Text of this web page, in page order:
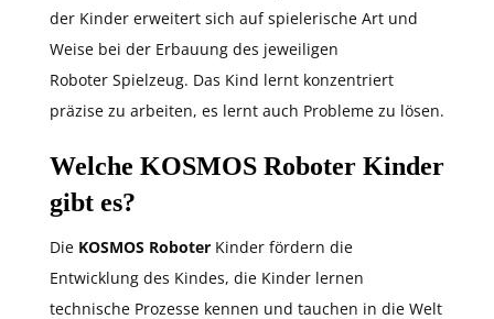
der Kinder erweitert sich auf spielerische Art und
Weise bei der Erbauung des jeweiligen
Roboter Spielzeug. Das Kind lernt konzentriert
präzise zu arbeiten, es lernt auch Probleme zu lösen.
Welche KOSMOS Roboter Kinder
gibt es?
Die KOSMOS Roboter Kinder fördern die
Entwicklung des Kindes, die Kinder lernen
technische Prozesse kennen und tauchen in die Welt